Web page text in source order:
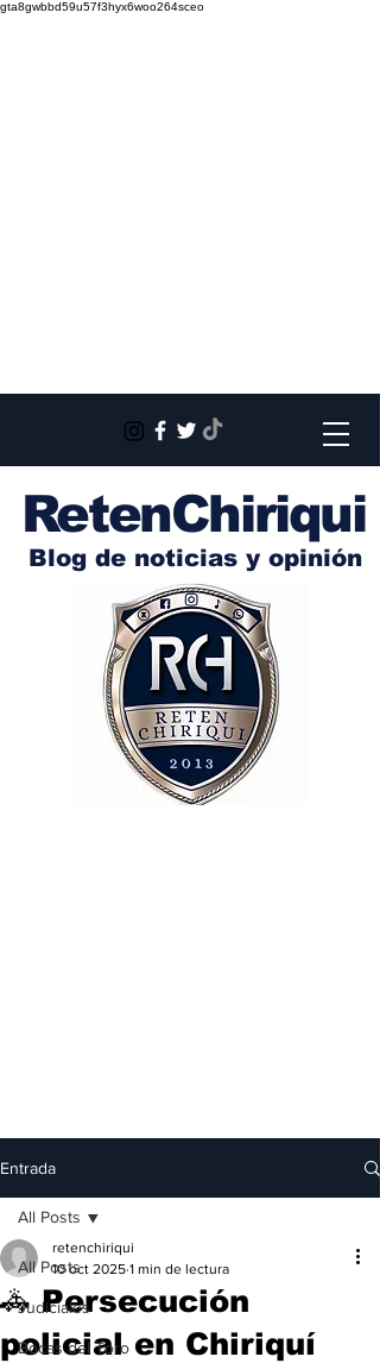
gta8gwbbd59u57f3hyx6woo264sceo
RetenChiriqui
Blog de noticias y opinión
Entrada
All Posts
Judiciales
Bocas del Toro
All Posts
🚓 Persecución
policial en Chiriquí
retenchiriqui
10 oct 2025 1 min de lectura